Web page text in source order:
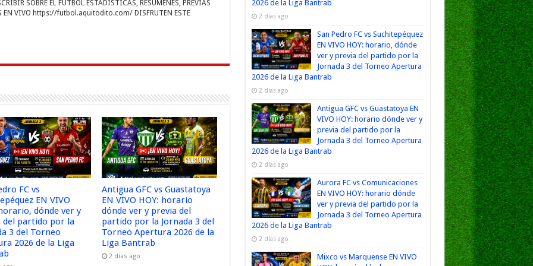
m ti
SOBRE EL FUTBOL ESTADISTICAS, RESUMENES, PREVIAS
EN VIVO https://futbol.aquitodito.com/ DISFRUTEN ESTE
FC vs
EN VIVO
dónde ver y
del partido por la
3 del Torneo
2026 de la Liga
Antigua GFC vs Guastatoya
EN VIVO HOY: horario
dónde ver y previa del
partido por la Jornada 3 del
Torneo Apertura 2026 de la
Liga Bantrab
2 días ago
2026 de la Liga Bantrab
2 días ago
San Pedro FC vs Suchitepéquez
EN VIVO HOY: horario, dónde
ver y previa del partido por la
Jornada 3 del Torneo Apertura
2026 de la Liga Bantrab
2 días ago
Antigua GFC vs Guastatoya EN
VIVO HOY: horario dónde ver y
previa del partido por la
Jornada 3 del Torneo Apertura
2026 de la Liga Bantrab
2 días ago
Aurora FC vs Comunicaciones
EN VIVO HOY: horario dónde
ver y previa del partido por la
Jornada 3 del Torneo Apertura
2026 de la Liga Bantrab
2 días ago
Mixco vs Marquense EN VIVO